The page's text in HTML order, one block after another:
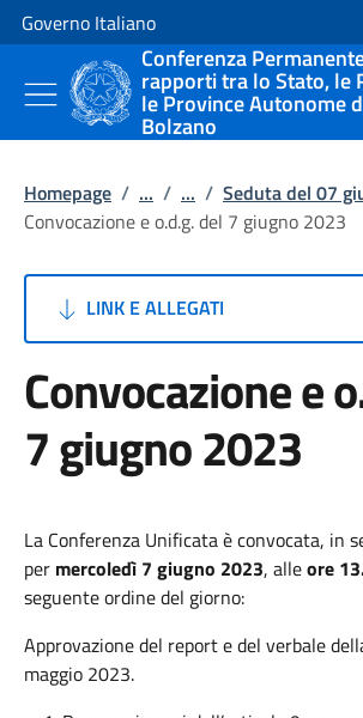
Vai al contenuto
Vai alla navigazione del sito
Governo Italiano
Conferenza
rapporti tra lo Stato, le
le Province Autonome
Bolzano
Homepage / ... / ... / Seduta del 07
Convocazione e o.d.g. del 7 giugno 2023
LINK E ALLEGATI
Convocazione e
7 giugno 2023
La Conferenza Unificata è convocata, in
per mercoledì 7 giugno 2023, alleore
seguente ordine del giorno:
Approvazione del report e del verbale
maggio 2023.